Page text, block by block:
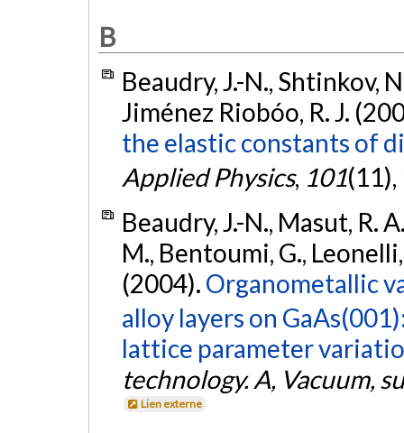
B
Beaudry, J.-N., Shtinkov,
Jiménez Riobóo, R. J.
the elastic constants of
Applied Physics, 101
Beaudry, J.-N., Masut, R.
M., Bentoumi, G.,
(2004). Organometallic
alloy layers on
lattice parameter
technology. A, Vacuum,
Lien externe